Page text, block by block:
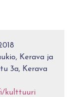
Kerava ja
3a, Kerava
kulttuuri